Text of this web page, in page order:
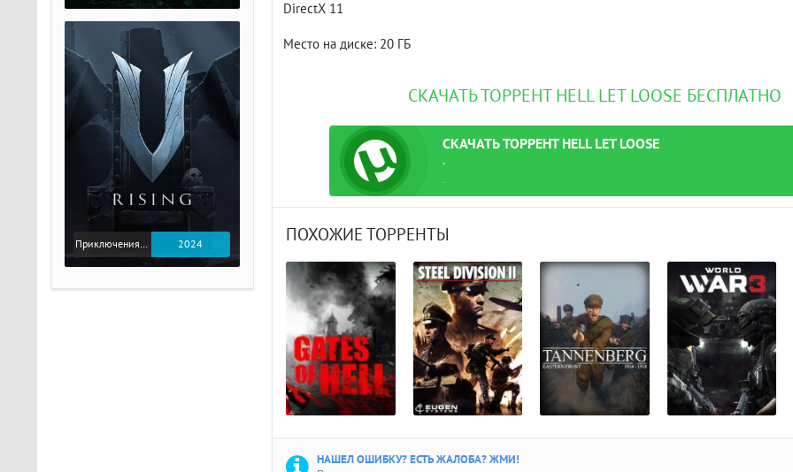
DirectX 11
Место на диске: 20 ГБ
СКАЧАТЬ ТОРРЕНТ HELL LET LOOSE БЕСПЛАТНО
СКАЧАТЬТОРРЕНТ HELL LET LOOSE
.
.
ПОХОЖИЕ ТОРРЕНТЫ
НАШЕЛ ОШИБКУ? ЕСТЬ ЖАЛОБА? ЖМИ!
Приключения / Экшен 2024